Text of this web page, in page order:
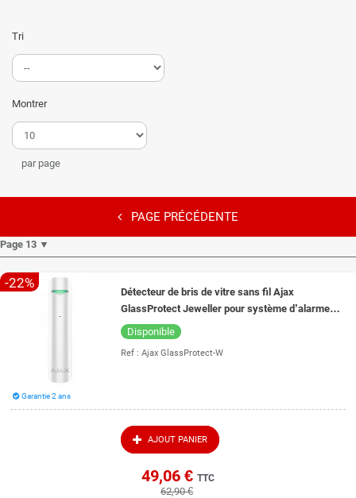
Tri
Montrer
par page
PAGE PRÉCÉDENTE
Page 13 ▼
-22%
Détecteur de bris de vitre sans fil Ajax
GlassProtect Jeweller pour système d’alarme
Ajax
Disponible
Ref : Ajax GlassProtect-W
Garantie 2 ans
AJOUT PANIER
49,06 € TTC
62,90 €